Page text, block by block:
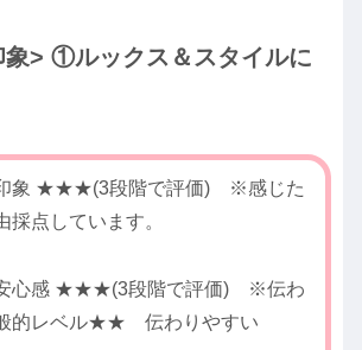
象> ①ルックス＆スタイルに
印象 ★★★(3段階で評価) ※感じた
採点しています。
安心感 ★★★(3段階で評価) ※伝わ
的レベル★★ 伝わりやすい